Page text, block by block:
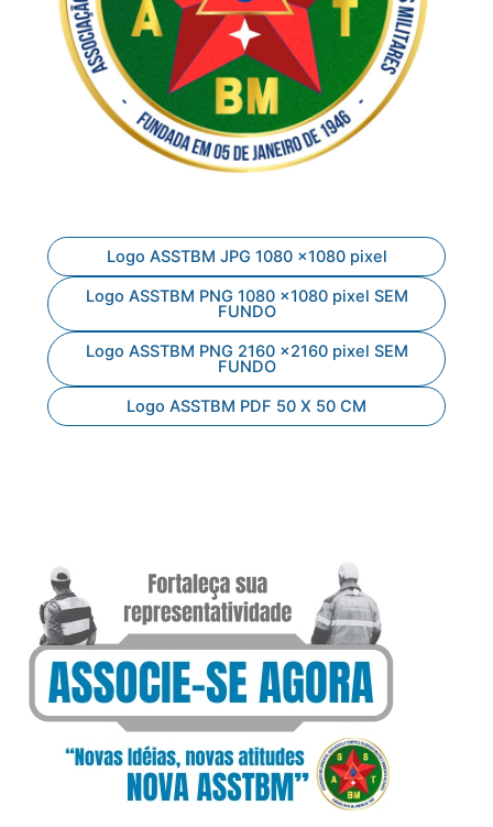
Logo ASSTBM JPG 1080 x1080 pixel
Logo ASSTBM PNG 1080 x1080 pixel SEM
FUNDO
Logo ASSTBM PNG 2160 x2160 pixel SEM
FUNDO
Logo ASSTBM PDF 50 X 50 CM